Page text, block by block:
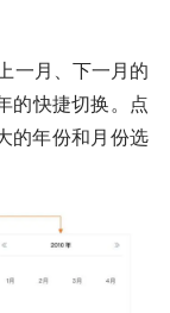
一月、下一月的
的快捷切换。点
的年份和月份选